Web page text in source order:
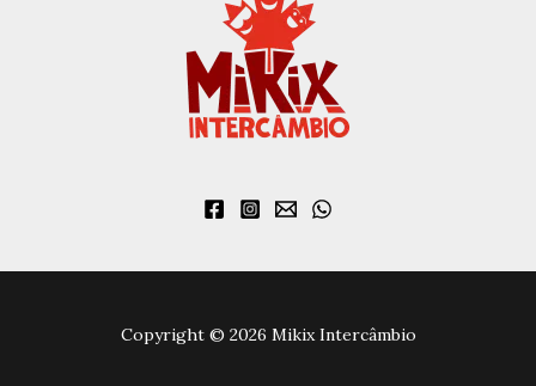
Copyright © 2026 Mikix Intercâmbio